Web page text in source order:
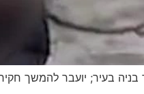
בעיר; יועבר להמשך